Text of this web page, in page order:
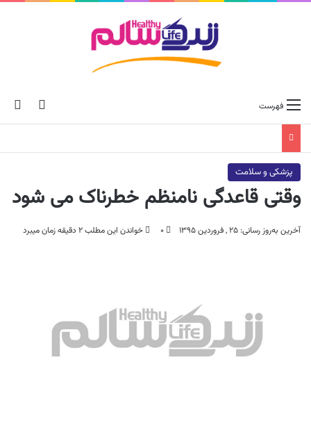
skin فهرست
پزشکی و سلامت
وقتی قاعدگی نامنظم خطرناک می شود
آخرین به‌روز رسانی: ۲۵ , فروردین ۱۳۹۵ ۰ خواندن این مطلب ۲ دقیقه زمان میبرد